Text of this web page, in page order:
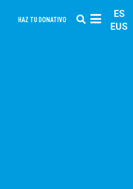
HAZ TU DONATIVO
ES
EUS